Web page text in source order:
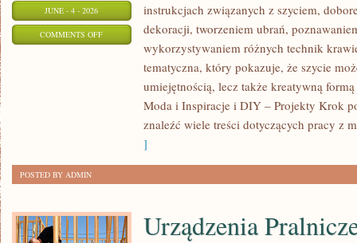
JUNE - 4 - 2026
COMMENTS OFFON
POCZĄTKUJĄCYCH
instrukcjach związanych z szyciem,
dekoracji, tworzeniem ubrań,
wykorzystywaniem różnych technik
tematyczna, który pokazuje, że szycie
umiejętnością, lecz także kreatywną
Moda i Inspiracje i DIY – Projekty Krok
znaleźć wiele treści dotyczących pracy z
]
POSTED BY ADMIN
Urządzenia